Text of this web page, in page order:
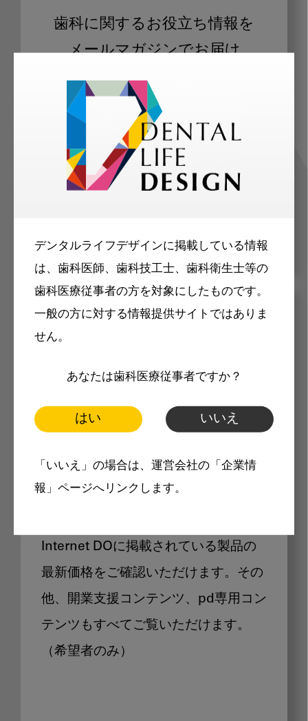
デンタルライフデザインに掲載している情報
は、歯科医師、歯科技工士、歯科衛生士等の
歯科医療従事者の方を対象にしたものです。
一般の方に対する情報提供サイトではありま
せん。
あなたは歯科医療従事者ですか？
はい いいえ
「いいえ」の場合は、運営会社の「企業情
報」ページへリンクします。
歯科に関するお役立ち情報を
メールマガジンでお届け
ご登録いただいた職種（歯科医師、歯
科衛生士、歯科技工士）に合わせた内
容のメールマガジンをお届けします。
メリット
製品価格も閲覧可能
Internet DOに掲載されている製品の
最新価格をご確認いただけます。その
他、開業支援コンテンツ、pd専用コン
テンツもすべてご覧いただけます。
（希望者のみ）